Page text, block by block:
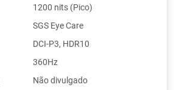
1200 nits (Pico)
SGS Eye Care
DCI-P3, HDR10
360Hz
Não divulgado